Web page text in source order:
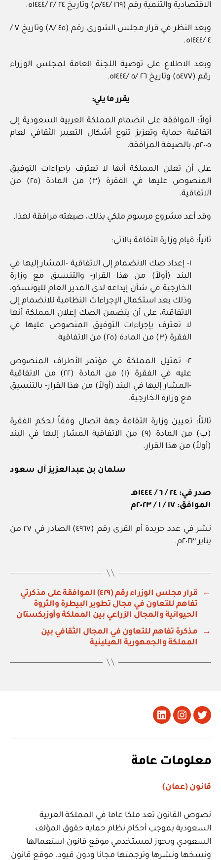
الاقتصادية والتنمية رقم (١٦٩ /٤٤/م) وتاريخ ٢٤ /٢ /١٤٤٤ه.
وبعد النظر في قرار مجلس الشورى رقم (٤٥ /٨) وتاريخ ٧ /
٤ /١٤٤٤ه.
وبعد الاطلاع على توصية اللجنة العامة لمجلس الوزراء
رقم (٥٤٧٧) وتاريخ ٢٦ /٥ /١٤٤٤ه.
يقرر ما يلي:
أولاً: الموافقة على انضمام المملكة العربية السعودية إلى
اتفاقية حماية وتعزيز تنوع أشكال التعبير الثقافي لعام
٢٠٠٥م، بالصيغة المرافقة،
على أن تعلن المملكة أنها لا تعترف بإجراءات التوفيق
المنصوص عليها في الفقرة (٣) من المادة (٢٥) من
الاتفاقية.
وقد أعد مشروع مرسوم ملكي بذلك، صيغته مرافقة لهذا.
ثانياً: قيام وزارة الثقافة بالآتي:
١- إعداد صك الانضمام إلى الاتفاقية -المشار إليها في
البند (أولاً) من هذا القرار- والتنسيق مع وزارة
الخارجية في شأن إيداعه لدى المدير العام لليونسكو،
وذلك بعد استكمال الإجراءات النظامية للانضمام إلى
الاتفاقية، على أن يتضمن الصك إعلان المملكة أنها
لا تعترف بإجراءات التوفيق المنصوص عليها في
الفقرة (٣) من المادة (٢٥) من الاتفاقية.
٢- تمثيل المملكة في مؤتمر الأطراف المنصوص
عليه في الفقرة (١) من المادة (٢٢) من الاتفاقية
-المشار إليها في البند (أولاً) من هذا القرار- بالتنسيق
مع وزارة الخارجية.
ثالثاً: تعيين وزارة الثقافة جهة اتصال وفقاً لحكم الفقرة
(ب) من المادة (٩) من الاتفاقية المشار إليها في البند
(أولاً) من هذا القرار.
سلمان بن عبدالعزيز آل سعود
صدر في: ٢٤ / ٦ / ١٤٤٤هـ
الموافق: ١٧ / ١ / ٢٠٢٣م
نشر في عدد جريدة أم القرى رقم (٤٩٦٧) الصادر في ٢٧ من
يناير ٢٠٢٣م.
←
قرار مجلس الوزراء رقم (٤٢٩) الموافقة على مذكرتي
تفاهم للتعاون في مجال تطوير البيطرة والثروة
الحيوانية والمجال الزراعي بين المملكة وأوزبكستان
→
مذكرة تفاهم للتعاون في المجال الثقافي بين
المملكة والجمهورية الهيلينية
تويتر Instagram
LinkedIn
معلومات عامة
قانون (عمان)
نصوص القانون تعد ملكا عاما في المملكة العربية
السعودية بموجب أحكام نظام حماية حقوق المؤلف
السعودي ويجوز لمستخدمي موقع قانون استعمالها
ونسخها ونشرها وترجمتها مجانا ودون قيود. موقع قانون